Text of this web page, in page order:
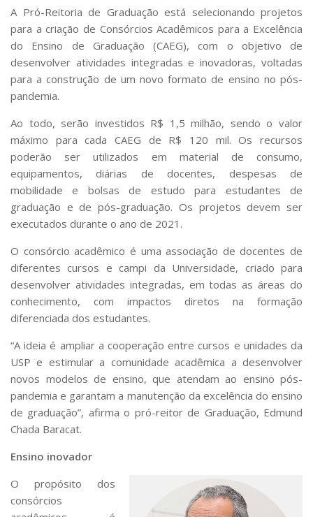
Serviços
Bibliotecas
Apoio ao Estudante
Segurança, Trânsito e Prevenção
RH, Administrativo e Financeiro
Outros serviços
Assessorias e Mídias
Aplicativos e Sites
Jornal da USP
Agenda de Eventos
Defesa de Teses
A Pró-Reitoria de Graduação está selecionando projetos
para a criação de Consórcios Acadêmicos para a Excelência
do Ensino de Graduação (CAEG), com o objetivo de
desenvolver atividades integradas e inovadoras, voltadas
para a construção de um novo formato de ensino no pós-
pandemia.
Ao todo, serão investidos R$ 1,5 milhão, sendo o valor
máximo para cada CAEG de R$ 120 mil. Os recursos
poderão ser utilizados em material de consumo,
equipamentos, diárias de docentes, despesas de
mobilidade e bolsas de estudo para estudantes de
graduação e de pós-graduação. Os projetos devem ser
executados durante o ano de 2021.
O consórcio acadêmico é uma associação de docentes de
diferentes cursos e campi da Universidade, criado para
desenvolver atividades integradas, em todas as áreas do
conhecimento, com impactos diretos na formação
diferenciada dos estudantes.
“A ideia é ampliar a cooperação entre cursos e unidades da
USP e estimular a comunidade acadêmica a desenvolver
novos modelos de ensino, que atendam ao ensino pós-
pandemia e garantam a manutenção da excelência do ensino
de graduação”, afirma o pró-reitor de Graduação, Edmund
Chada Baracat.
Ensino inovador
O propósito dos
consórcios